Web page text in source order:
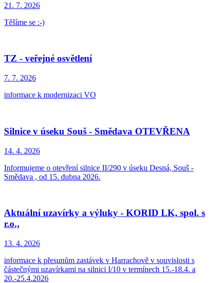
21. 7. 2026
Těšíme se :-)
TZ - veřejné osvětlení
7. 7. 2026
informace k modernizaci VO
Silnice v úseku Souš - Smědava OTEVŘENA
14. 4. 2026
Informujeme o otevření silnice II/290 v úseku Desná, Souš -
Smědava , od 15. dubna 2026.
Aktuální uzavírky a výluky - KORID LK, spol. s
r.o.,
13. 4. 2026
informace k přesunům zastávek v Harrachově v souvislosti s
částečnými uzavírkami na silnici I/10 v termínech 15.-18.4. a
20.-25.4.2026